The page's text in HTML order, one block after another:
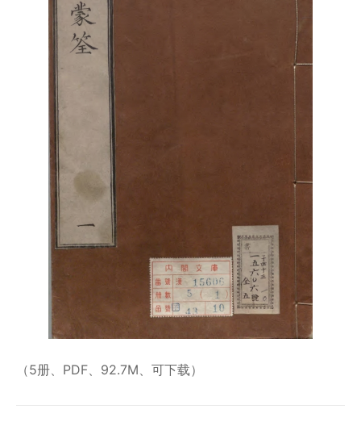
（5册、PDF、92.7M、可下载）